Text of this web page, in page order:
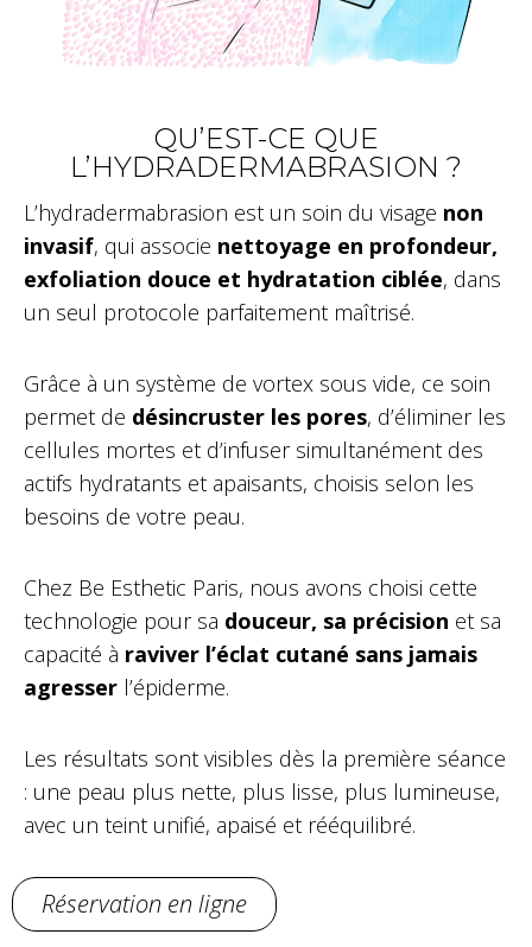
QU’EST-CE QUE
L’HYDRADERMABRASION ?
L’hydradermabrasion est un soin du visage non
invasif, qui associe nettoyage en profondeur,
exfoliation douce et hydratation ciblée, dans
un seul protocole parfaitement maîtrisé.
Grâce à un système de vortex sous vide, ce soin
permet de désincruster les pores, d’éliminer les
cellules mortes et d’infuser simultanément des
actifs hydratants et apaisants, choisis selon les
besoins de votre peau.
Chez Be Esthetic Paris, nous avons choisi cette
technologie pour sa douceur, sa précision et sa
capacité à raviver l’éclat cutané sans jamais
agresser l’épiderme.
Les résultats sont visibles dès la première séance
: une peau plus nette, plus lisse, plus lumineuse,
avec un teint unifié, apaisé et rééquilibré.
Réservation en ligne